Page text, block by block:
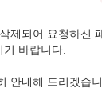
제되어 요청하신
바랍니다.
안내해 드리겠습